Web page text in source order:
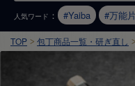
人気ワード ： Yaiba 万能
TOP 包丁商品一覧・研ぎ直し